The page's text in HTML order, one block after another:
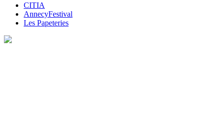
CITIA
AnnecyFestival
Les Papeteries